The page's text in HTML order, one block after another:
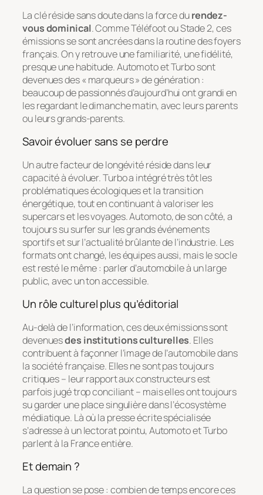
La clé réside sans doute dans la force durendez-
vous dominical. Comme Téléfoot ou Stade 2, ces
émissions se sont ancrées dans la routine des foyers
français. On y retrouve une familiarité, une fidélité,
presque une habitude. Automoto et Turbo sont
devenues des « marqueurs » de génération :
beaucoup de passionnés d’aujourd’hui ont grandi en
les regardant le dimanche matin, avec leurs parents
ou leurs grands-parents.
Savoir évoluer sans se perdre
Un autre facteur de longévité réside dans leur
capacité à évoluer. Turbo a intégré très tôt les
problématiques écologiques et la transition
énergétique, tout en continuant à valoriser les
supercars et les voyages. Automoto, de son côté, a
toujours su surfer sur les grands événements
sportifs et sur l’actualité brûlante de l’industrie. Les
formats ont changé, les équipes aussi, mais le socle
est resté le même : parler d’automobile à un large
public, avec un ton accessible.
Un rôle culturel plus qu’éditorial
Au-delà de l’information, ces deux émissions sont
devenuesdes institutions culturelles. Elles
contribuent à façonner l’image de l’automobile dans
la société française. Elles ne sont pas toujours
critiques – leur rapport aux constructeurs est
parfois jugé trop conciliant – mais elles ont toujours
su garder une place singulière dans l’écosystème
médiatique. Là où la presse écrite spécialisée
s’adresse à un lectorat pointu, Automoto et Turbo
parlent à la France entière.
Et demain ?
La question se pose : combien de temps encore ces